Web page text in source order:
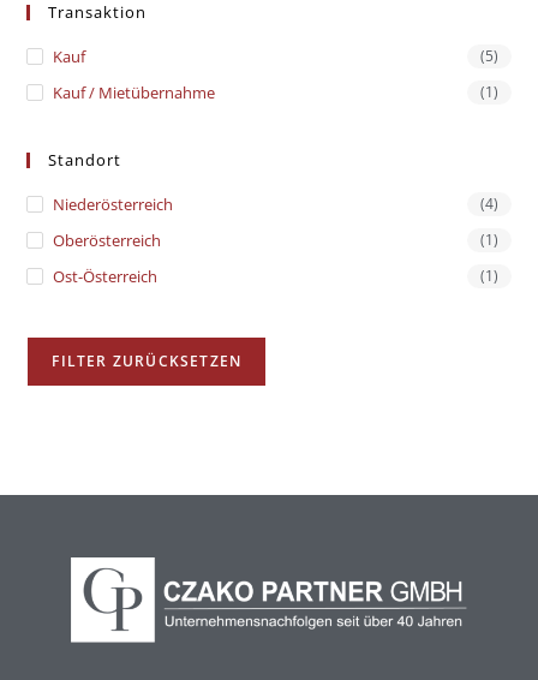
Transaktion
Kauf (5)
Kauf / Mietübernahme (1)
Standort
Niederösterreich (4)
Oberösterreich (1)
Ost-Österreich (1)
FILTER ZURÜCKSETZEN